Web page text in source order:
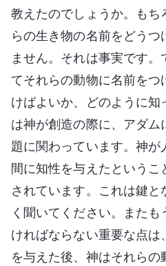
教えたのでしょうか。も
らの生き物の名前をどう
ません。それは事実です
てそれらの動物に名前を
けばよいか、どのように
は神が創造の際に、アダム
題に関わっています。神が
間に知性を与えたというこ
されています。これは鍵と
く聞いてください。また
ければならない重要な点
を与えた後、神はそれら